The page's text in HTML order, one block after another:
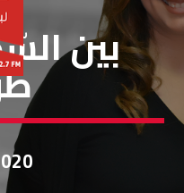
بين